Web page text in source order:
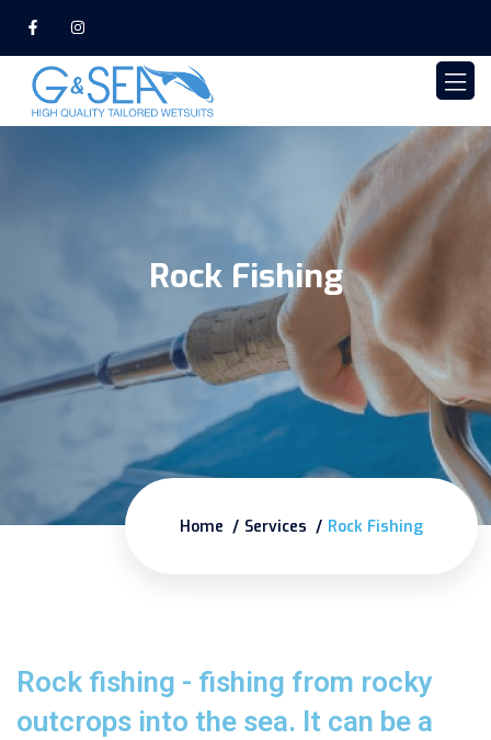
Rock Fishing
Home Services Rock Fishing
Rock fishing - fishing from rocky
outcrops into the sea. It can be a